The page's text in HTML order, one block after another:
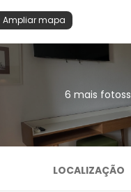
Ampliar mapa
6 mais fotoss
LOCALIZAÇÃO